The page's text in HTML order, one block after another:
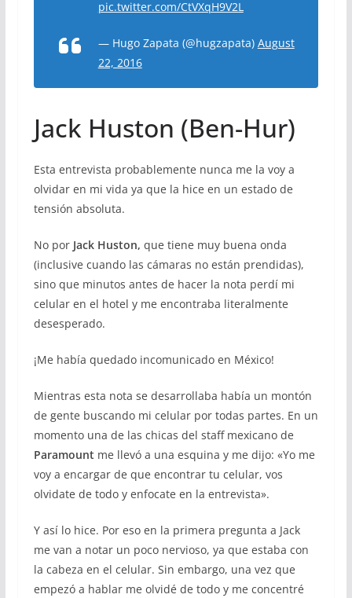
pic.twitter.com/CtVXqH9V2L
— Hugo Zapata (@hugzapata) August
22, 2016
Jack Huston (Ben-Hur)
Esta entrevista probablemente nunca me la voy a
olvidar en mi vida ya que la hice en un estado de
tensión absoluta.
No por Jack Huston, que tiene muy buena onda
(inclusive cuando las cámaras no están prendidas),
sino que minutos antes de hacer la nota perdí mi
celular en el hotel y me encontraba literalmente
desesperado.
¡Me había quedado incomunicado en México!
Mientras esta nota se desarrollaba había un montón
de gente buscando mi celular por todas partes. En un
momento una de las chicas del staff mexicano de
Paramount me llevó a una esquina y me dijo: «Yo me
voy a encargar de que encontrar tu celular, vos
olvidate de todo y enfocate en la entrevista».
Y así lo hice. Por eso en la primera pregunta a Jack
me van a notar un poco nervioso, ya que estaba con
la cabeza en el celular. Sin embargo, una vez que
empezó a hablar me olvidé de todo y me concentré